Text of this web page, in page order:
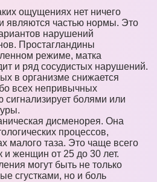
ощущениях нет ничего
являются частью нормы. Это
нарушений
Простагландины
режиме, матка
и ряд сосудистых нарушений.
в организме снижается
всех непривычных
сигнализирует болями или
дисменорея. Она
процессов,
малого таза. Это чаще всего
и женщин от 25 до 30 лет.
могут быть не только
сгустками, но и боль